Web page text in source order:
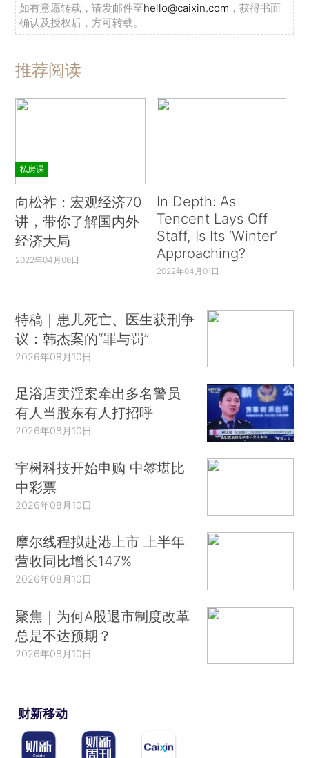
如有意愿转载，请发邮件至hello@caixin.com ，获得书面
确认及授权后，方可转载。
推荐阅读
私房课
向松祚：宏观经济70
讲，带你了解国内外
经济大局
2022年04月06日
In Depth: As
Tencent Lays Off
Staff, Is Its ‘Winter’
Approaching?
2022年04月01日
特稿｜患儿死亡、医生获刑争
议：韩杰案的“罪与罚”
2026年08月10日
足浴店卖淫案牵出多名警员
有人当股东有人打招呼
2026年08月10日
宇树科技开始申购 中签堪比
中彩票
2026年08月10日
摩尔线程拟赴港上市 上半年
营收同比增长147%
2026年08月10日
聚焦｜为何A股退市制度改革
总是不达预期？
2026年08月10日
财新移动